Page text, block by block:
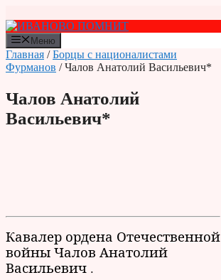
к
содержимому
Меню
Главная /Борцы с националистами
Фурманов / Чалов Анатолий Васильевич*
Чалов Анатолий
Васильевич*
Кавалер ордена Отечественной
войны Чалов Анатолий
Васильевич .